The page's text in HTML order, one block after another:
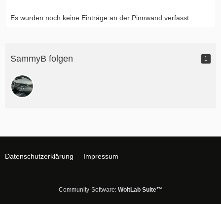
Es wurden noch keine Einträge an der Pinnwand verfasst.
SammyB folgen 1
Datenschutzerklärung Impressum
Community-Software: WoltLab Suite™